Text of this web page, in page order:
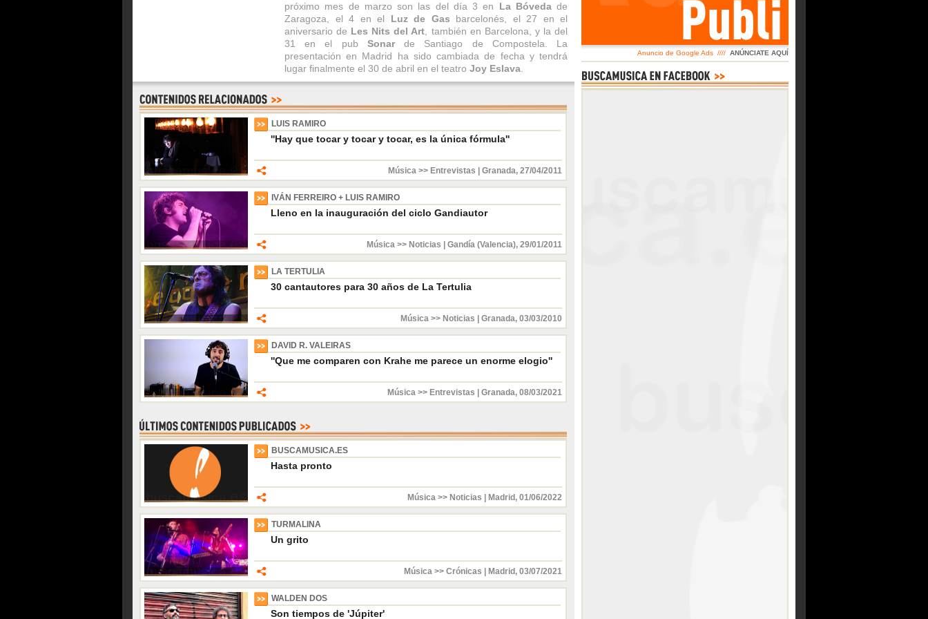
próximo mes de marzo son las del día 3 en La Bóvedade
Zaragoza, el 4 en el Luz de Gas barcelonés, el 27 en el
aniversario de Les Nits del Art , también en Barcelona, y la del
31 en el pub Sonarde Santiago de Compostela. La
presentación en Madrid ha sido cambiada de fecha y tendrá
lugar finalmente el 30 de abril en el teatro Joy Eslava
LUIS RAMIRO
''Hay que tocar y tocar y tocar, es la única fórmula''
Música >> Entrevistas Granada, 27/04/2011
IVÁN FERREIRO + LUIS RAMIRO
Lleno en la inauguración del ciclo Gandiautor
Música >> Noticias Gandía (Valencia), 29/01/2011
LA TERTULIA
30 cantautores para 30 años de La Tertulia
Música >> Noticias Granada, 03/03/2010
DAVID R. VALEIRAS
''Que me comparen con Krahe me parece un enorme elogio''
Música >> Entrevistas Granada, 08/03/2021
BUSCAMUSICA.ES
Hasta pronto
Música >> Noticias Madrid , 01/06/2022
TURMALINA
Un grito
Música >> Crónicas Madrid , 03/07/2021
WALDEN DOS
Son tiempos de 'Júpiter'
Anuncio de Google Ads //// ANÚNCIATE AQUÍ